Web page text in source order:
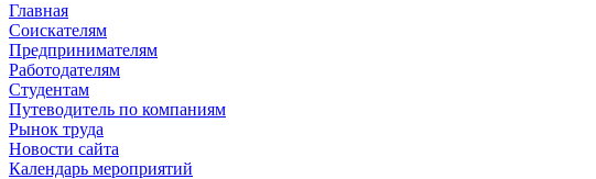
Главная
Соискателям
Предпринимателям
Работодателям
Студентам
Путеводитель по компаниям
Рынок труда
Новости сайта
Календарь мероприятий